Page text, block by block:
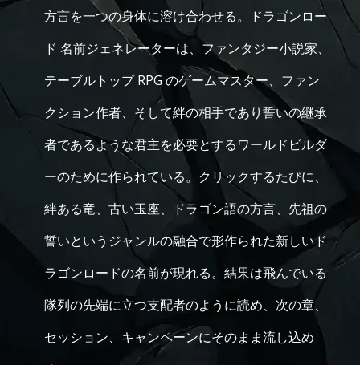
方言を一つの身体に溶け合わせる。ドラゴンロー
ド 名前ジェネレーターは、ファンタジー小説家、
テーブルトップ RPG のゲームマスター、ファン
クション作者、そして絆の相手であり誓いの継承
者であるような君主を必要とするワールドビルダ
ーのために作られている。クリックするたびに、
絆ある竜、古い玉座、ドラゴン語の方言、先祖の
誓いというジャンルの融合で形作られた新しいド
ラゴンロードの名前が現れる。結果は飛んでいる
隊列の先端に立つ支配者のように読め、次の章、
セッション、キャンペーンにそのまま流し込め